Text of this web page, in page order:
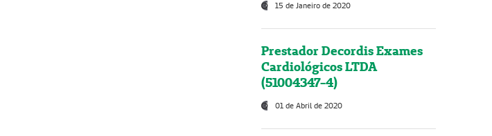
15 de Janeiro de 2020
Prestador Decordis Exames
Cardiológicos LTDA
(51004347-4)
01 de Abril de 2020